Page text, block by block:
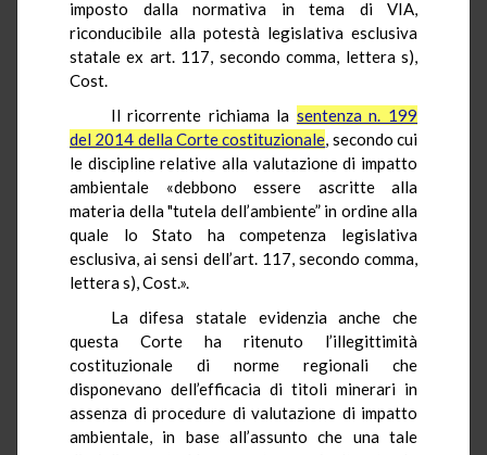
imposto dalla normativa in tema di VIA,
riconducibile alla potestà legislativa esclusiva
statale ex art. 117, secondo comma, lettera s),
Cost.
Il ricorrente richiama la sentenza n. 199
del 2014 della Corte costituzionale, secondo cui
le discipline relative alla valutazione di impatto
ambientale «debbono essere ascritte alla
materia della "tutela dell’ambiente” in ordine alla
quale lo Stato ha competenza legislativa
esclusiva, ai sensi dell’art. 117, secondo comma,
lettera s), Cost.».
La difesa statale evidenzia anche che
questa Corte ha ritenuto l’illegittimità
costituzionale di norme regionali che
disponevano dell’efficacia di titoli minerari in
assenza di procedure di valutazione di impatto
ambientale, in base all’assunto che una tale